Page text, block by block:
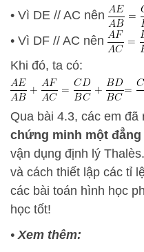
• Vì DE // AC nên
• Vì DF // AC nên
Khi đó, ta có:
Qua bài 4.3, các em
chứng minh một
vận dụng định lý
và cách thiết lập các tỉ
các bài toán hình học
học tốt!
• Xem thêm: